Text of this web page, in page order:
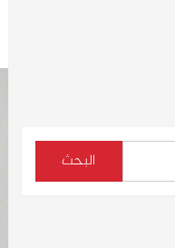
البحث